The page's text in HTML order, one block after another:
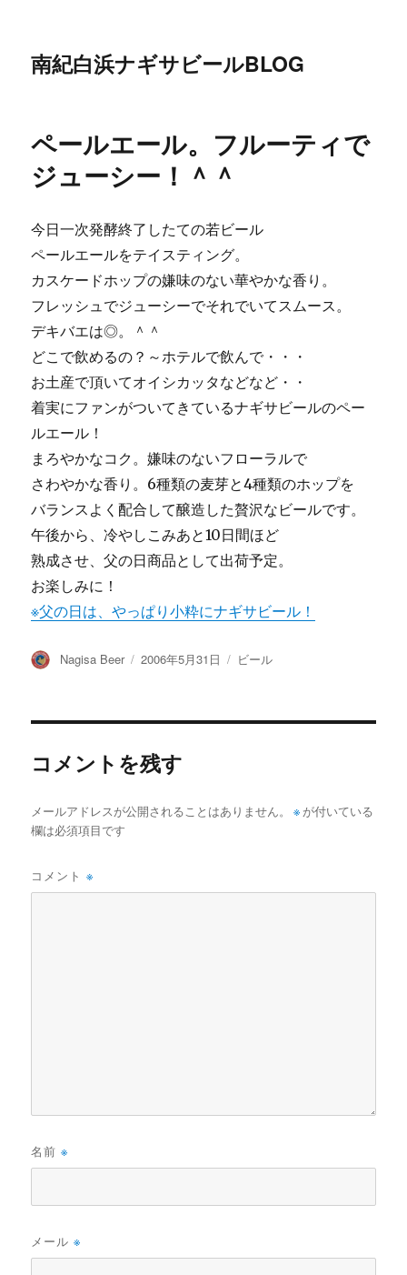
南紀白浜ナギサビールBLOG
ペールエール。フルーティで
ジューシー！＾＾
今日一次発酵終了したての若ビール
ペールエールをテイスティング。
カスケードホップの嫌味のない華やかな香り。
フレッシュでジューシーでそれでいてスムース。
デキバエは◎。＾＾
どこで飲めるの？～ホテルで飲んで・・・
お土産で頂いてオイシカッタなどなど・・
着実にファンがついてきているナギサビールのペー
ルエール！
まろやかなコク。嫌味のないフローラルで
さわやかな香り。6種類の麦芽と4種類のホップを
バランスよく配合して醸造した贅沢なビールです。
午後から、冷やしこみあと10日間ほど
熟成させ、父の日商品として出荷予定。
お楽しみに！
※父の日は、やっぱり小粋にナギサビール！
投
Nagisa Beer
投
2006年5月31日
カ
ビール
コメントを残す
メールアドレスが公開されることはありません。 ※ が付いている
欄は必須項目です
コメント※
名前※
メール※